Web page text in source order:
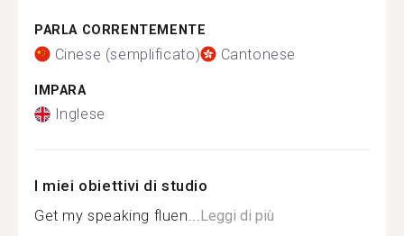
PARLA CORRENTEMENTE
Cinese (semplificato) Cantonese
IMPARA
Inglese
I miei obiettivi di studio
Get my speaking fluen...Leggi di più